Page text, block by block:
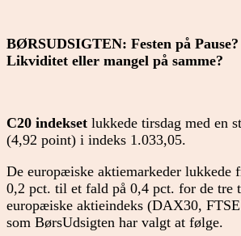
BØRSUDSIGTEN: Festen på Pause?
Likviditet eller mangel på samme?
C20 indekset lukkede tirsdag med en
(4,92 point) i indeks 1.033,05.
De europæiske aktiemarkeder lukkede
0,2 pct. til et fald på 0,4 pct. for de tre
europæiske aktieindeks (DAX30,
som BørsUdsigten har valgt at følge.